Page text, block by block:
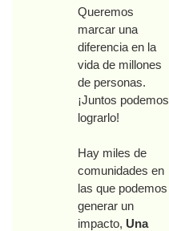
Queremos
marcar una
diferencia en la
vida de millones
de personas.
¡Juntos podemos
lograrlo!
Hay miles de
comunidades en
las que podemos
generar un
impacto, Una